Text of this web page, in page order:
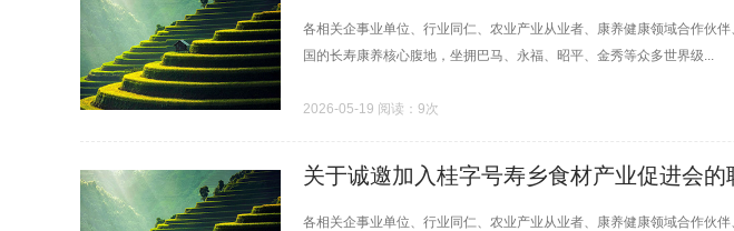
各相关企事业单位、行业同仁、农业产业从业者、康养健康领域合作伙
国的长寿康养核心腹地，坐拥巴马、永福、昭平、金秀等众多世界级...
2026-05-19 阅读：9次
关于诚邀加入桂字号寿乡食材产业促进会
各相关企事业单位、行业同仁、农业产业从业者、康养健康领域合作伙